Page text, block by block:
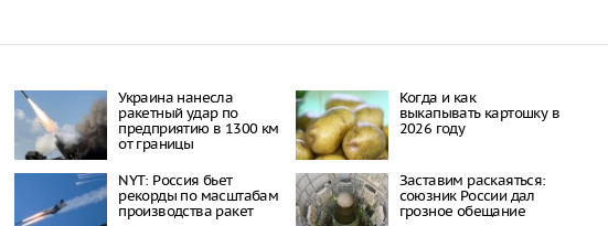
Украина нанесла
ракетный удар по
предприятию в 1300 км
от границы
Когда и как
выкапывать картошку в
2026 году
NYT: Россия бьет
рекорды по масштабам
производства ракет
Заставим раскаяться:
союзник России дал
грозное обещание